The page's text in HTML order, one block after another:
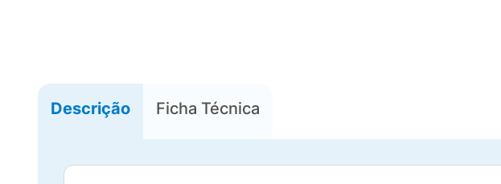
Descrição Ficha Técnica